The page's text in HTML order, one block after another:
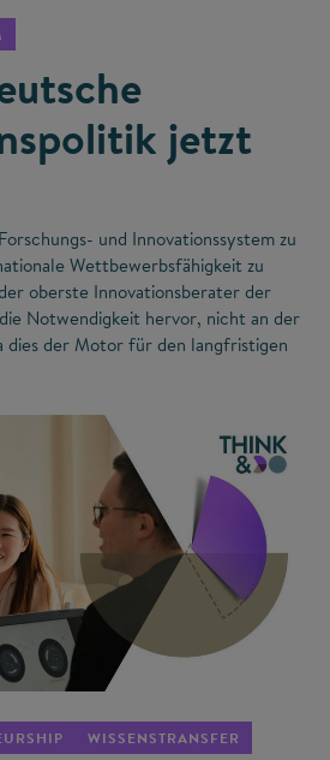
jetzt
und Innovationssystem zu
Wettbewerbsfähigkeit zu
oberste Innovationsberater der
Notwendigkeit hervor, nicht an der
dies der Motor für den langfristigen
WISSENSTRANSFER